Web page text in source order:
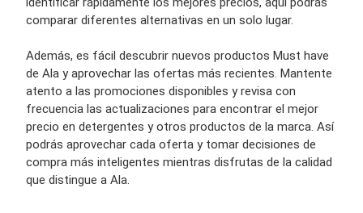
comparar diferentes alternativas en un solo lugar.
Además, es fácil descubrir nuevos productos Must have
de Ala y aprovechar las ofertas más recientes. Mantente
atento a las promociones disponibles y revisa con
frecuencia las actualizaciones para encontrar el mejor
precio en detergentes y otros productos de la marca. Así
podrás aprovechar cada oferta y tomar decisiones de
compra más inteligentes mientras disfrutas de la calidad
que distingue a Ala.